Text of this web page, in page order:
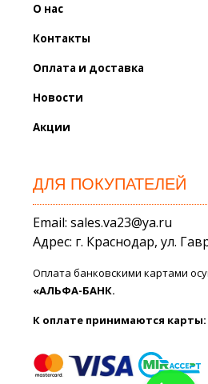
О нас
Контакты
Оплата и доставка
Новости
Акции
ДЛЯ ПОКУПАТЕЛЕЙ
Email: sales.va23@ya.ru
Адрес: г. Краснодар, ул.
Оплата банковскими картами
«АЛЬФА-БАНК.
К оплате принимаются карты: